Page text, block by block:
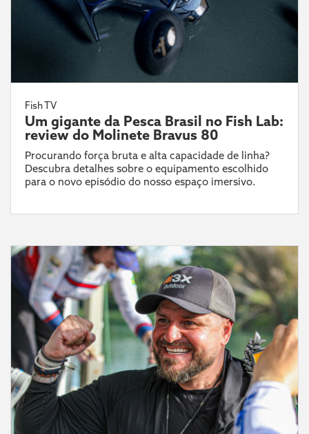
Fish TV
Um gigante da Pesca Brasil no Fish Lab:
review do Molinete Bravus 80
Procurando força bruta e alta capacidade de linha?
Descubra detalhes sobre o equipamento escolhido
para o novo episódio do nosso espaço imersivo.